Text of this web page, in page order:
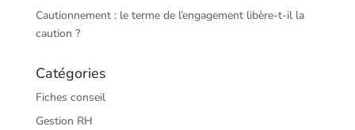
Cautionnement : le terme de l’engagement libère-t-il la
caution ?
Catégories
Fiches conseil
Gestion RH